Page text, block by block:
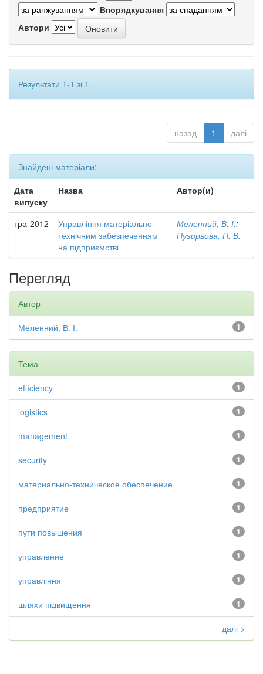
Впорядкування
Автори
Результати 1-1 зі 1.
назад 1 далі
Знайдені матеріали:
Дата
випуску
Назва Автор(и)
тра-2012
Управління матеріально-
технічним забезпеченням
на підприємстві
Меленний, В. І.;
Пузирьова, П. В.
Перегляд
Автор
1
Меленний, В. І.
Тема
1
efficiency
1
logistics
1
management
1
security
1
материально-техническое обеспечение
1
предприятие
1
пути повышения
1
управление
1
управління
1
шляхи підвищення
далі >